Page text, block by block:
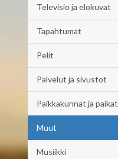
Televisio ja elokuvat
Tapahtumat
Pelit
Palvelut ja sivustot
Paikkakunnat ja paikat
Muut
Musiikki